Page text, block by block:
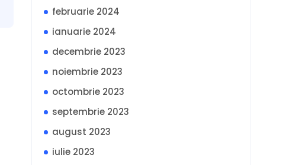
februarie 2024
ianuarie 2024
decembrie 2023
noiembrie 2023
octombrie 2023
septembrie 2023
august 2023
iulie 2023